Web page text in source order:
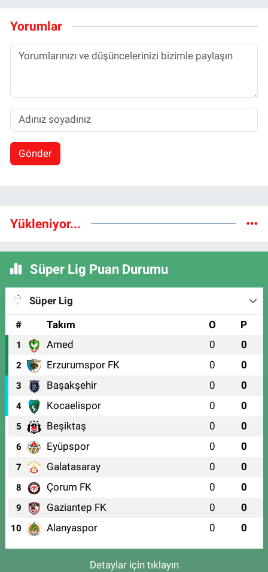
Yorumlar
Gönder
Yükleniyor...
Süper Lig Puan Durumu
Süper Lig
#
Takım O P
1 Amed 0 0
2 Erzurumspor FK 0 0
3 Başakşehir 0 0
4 Kocaelispor 0 0
5 Beşiktaş 0 0
6 Eyüpspor 0 0
7 Galatasaray 0 0
8 Çorum FK 0 0
9 Gaziantep FK 0 0
10 Alanyaspor 0 0
Detaylar için tıklayın